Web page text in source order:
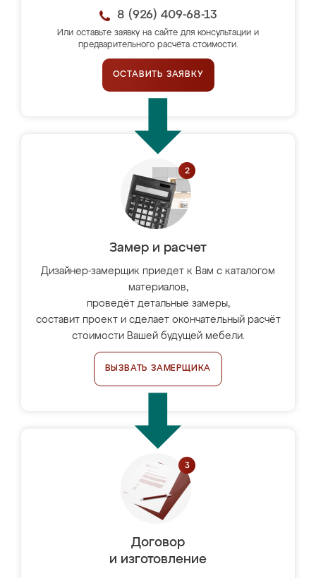
8 (926) 409-68-13
Или оставьте заявку на сайте для консультации и
предварительного расчёта стоимости.
ОСТАВИТЬ ЗАЯВКУ
Замер и расчет
Дизайнер-замерщик приедет к Вам с каталогом
материалов,
проведёт детальные замеры,
составит проект и сделает окончательный расчёт
стоимости Вашей будущей мебели.
ВЫЗВАТЬ ЗАМЕРЩИКА
Договор
и изготовление